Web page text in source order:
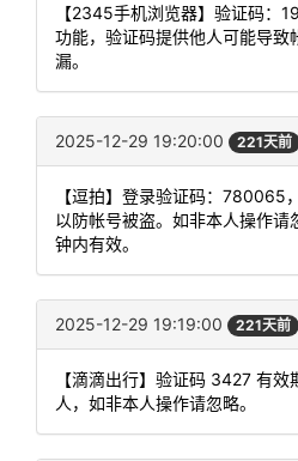
【2345手机浏览器】验证码：
功能，验证码提供他人可能导致
漏。
2025-12-29 19:20:00 221天前
【逗拍】登录验证码：780065
以防帐号被盗。如非本人操作
钟内有效。
2025-12-29 19:19:00 221天前
【滴滴出行】验证码 3427 有
人，如非本人操作请忽略。